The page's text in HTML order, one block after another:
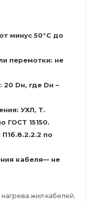
минус 50°С до
перемотки: не
Dн, где Dн –
УХЛ, Т.
ГОСТ 15150.
по
кабеля— не
жил кабелей,